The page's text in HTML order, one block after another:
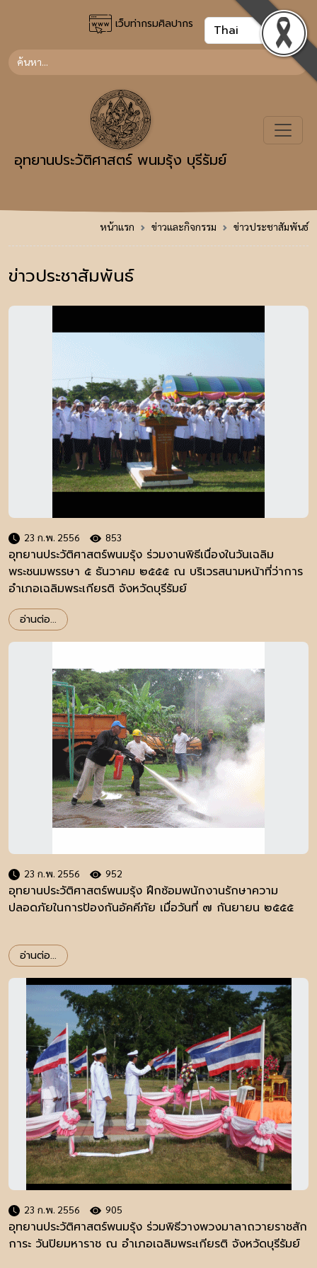
เว็บท่ากรมศิลปากร
อุทยานประวัติศาสตร์ พนมรุ้ง บุรีรัมย์
หน้าแรก ข่าวและกิจกรรม ข่าวประชาสัมพันธ์
ข่าวประชาสัมพันธ์
23 ก.พ. 2556 853
อุทยานประวัติศาสตร์พนมรุ้ง ร่วมงานพิธีเนื่องในวันเฉลิม
พระชนมพรรษา ๕ ธันวาคม ๒๕๕๕ ณ บริเวรสนามหน้าที่ว่าการ
อำเภอเฉลิมพระเกียรติ จังหวัดบุรีรัมย์
อ่านต่อ...
23 ก.พ. 2556 952
อุทยานประวัติศาสตร์พนมรุ้ง ฝึกซ้อมพนักงานรักษาความ
ปลอดภัยในการป้องกันอัคคีภัย เมื่อวันที่ ๗ กันยายน ๒๕๕๕
อ่านต่อ...
23 ก.พ. 2556 905
อุทยานประวัติศาสตร์พนมรุ้ง ร่วมพิธีวางพวงมาลาถวายราชสัก
การะ วันปิยมหาราช ณ อำเภอเฉลิมพระเกียรติ จังหวัดบุรีรัมย์